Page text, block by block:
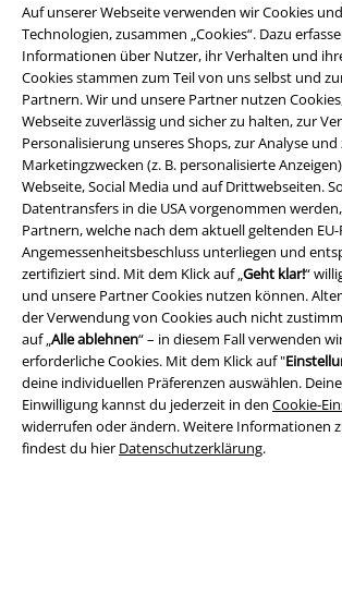
Auf unserer Webseite verwenden wir Cookies
Technologien, zusammen „Cookies“. Dazu
Informationen über Nutzer, ihr Verhalten und
Cookies stammen zum Teil von uns selbst und
Partnern. Wir und unsere Partner nutzen
Webseite zuverlässig und sicher zu halten, zur
Personalisierung unseres Shops, zur Analyse und
Marketingzwecken (z. B. personalisierte
Webseite, Social Media und auf Drittwebseiten.
Datentransfers in die USA vorgenommen
Partnern, welche nach dem aktuell geltenden
Angemessenheitsbeschluss unterliegen und
zertifiziert sind. Mit dem Klick auf „Geht klar!“
und unsere Partner Cookies nutzen können.
der Verwendung von Cookies auch nicht
auf „Alle ablehnen“ – in diesem Fall verwenden
erforderliche Cookies. Mit dem Klick auf "
deine individuellen Präferenzen auswählen.
Einwilligung kannst du jederzeit in den Cookie-
widerrufen oder ändern. Weitere Informationen
findest du hier Datenschutzerklärung.
Rechtliches
AGB
Impressum
Datenschutz
Entsorgung und Umweltschutz
Konformitätserklärung